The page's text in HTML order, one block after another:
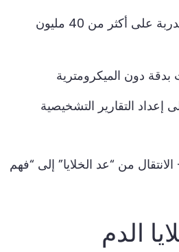
الذكاء الاصطناعي: خوارزميات التعلم العميق المدربة على أكثر من 40 مليون
بدقة دون الميكرومترية
إعداد التقارير التشخيصية
من “عد الخلايا” إلى “فهم
الدم